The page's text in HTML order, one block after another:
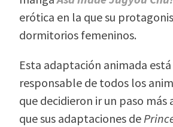
erótica en la que su
dormitorios femeninos.
Esta adaptación animada
responsable de todos los
que decidieron ir un paso
que sus adaptaciones de